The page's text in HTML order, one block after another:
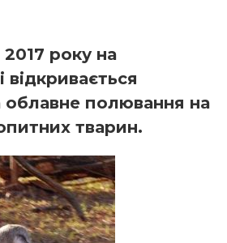
року на
відкривається
облавне полювання на
тварин.